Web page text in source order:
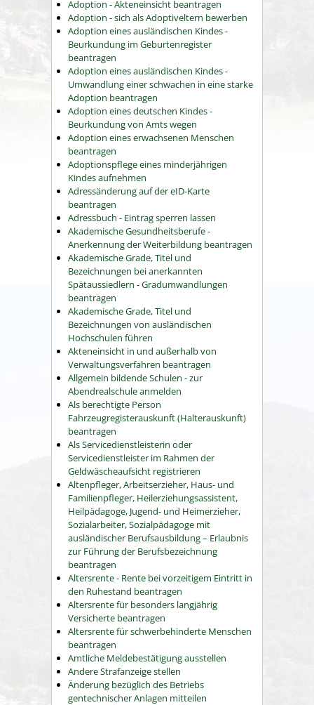
Adoption - Akteneinsicht beantragen
Adoption - sich als Adoptiveltern bewerben
Adoption eines ausländischen Kindes -
Beurkundung im Geburtenregister
beantragen
Adoption eines ausländischen Kindes -
Umwandlung einer schwachen in eine starke
Adoption beantragen
Adoption eines deutschen Kindes -
Beurkundung von Amts wegen
Adoption eines erwachsenen Menschen
beantragen
Adoptionspflege eines minderjährigen
Kindes aufnehmen
Adressänderung auf der eID-Karte
beantragen
Adressbuch - Eintrag sperren lassen
Akademische Gesundheitsberufe -
Anerkennung der Weiterbildung beantragen
Akademische Grade, Titel und
Bezeichnungen bei anerkannten
Spätaussiedlern - Gradumwandlungen
beantragen
Akademische Grade, Titel und
Bezeichnungen von ausländischen
Hochschulen führen
Akteneinsicht in und außerhalb von
Verwaltungsverfahren beantragen
Allgemein bildende Schulen - zur
Abendrealschule anmelden
Als berechtigte Person
Fahrzeugregisterauskunft (Halterauskunft)
beantragen
Als Servicedienstleisterin oder
Servicedienstleister im Rahmen der
Geldwäscheaufsicht registrieren
Altenpfleger, Arbeitserzieher, Haus- und
Familienpfleger, Heilerziehungsassistent,
Heilpädagoge, Jugend- und Heimerzieher,
Sozialarbeiter, Sozialpädagoge mit
ausländischer Berufsausbildung – Erlaubnis
zur Führung der Berufsbezeichnung
beantragen
Altersrente - Rente bei vorzeitigem Eintritt in
den Ruhestand beantragen
Altersrente für besonders langjährig
Versicherte beantragen
Altersrente für schwerbehinderte Menschen
beantragen
Amtliche Meldebestätigung ausstellen
Andere Strafanzeige stellen
Änderung bezüglich des Betriebs
gentechnischer Anlagen mitteilen